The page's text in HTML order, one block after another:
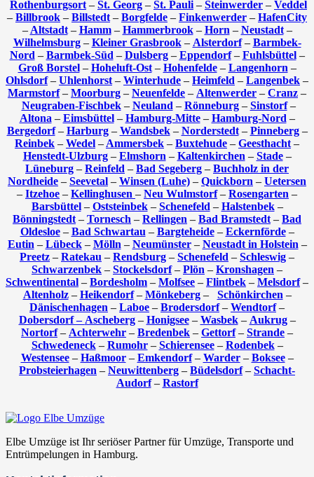
Rothenburgsort – St. Georg – St. Pauli – Steinwerder – Veddel
– Billbrook – Billstedt – Borgfelde – Finkenwerder – HafenCity
– Altstadt– Hamm– Hammerbrook– Horn – Neustadt–
Wilhelmsburg– Kleiner Grasbrook– Alsterdorf– Barmbek-
Nord – Barmbek-Süd – Dulsberg– Eppendorf– Fuhlsbüttel–
Groß Borstel– Hoheluft-Ost– Hohenfelde– Langenhorn –
Ohlsdorf– Uhlenhorst – Winterhude – Heimfeld – Langenbek –
Marmstorf– Moorburg – Neuenfelde – Altenwerder – Cranz –
Neugraben-Fischbek– Neuland – Rönneburg– Sinstorf–
Altona – Eimsbüttel– Hamburg-Mitte– Hamburg-Nord –
Bergedorf– Harburg– Wandsbek– Norderstedt– Pinneberg–
Reinbek – Wedel – Ammersbek – Buxtehude – Geesthacht –
Henstedt-Ulzburg– Elmshorn – Kaltenkirchen – Stade–
Lüneburg – Reinfeld – Bad Segeberg – Buchholz in der
Nordheide – Seevetal – Winsen (Luhe) – Quickborn – Uetersen
– Itzehoe – Kellinghusen – Neu Wulmstorf– Rosengarten –
Barsbüttel– Oststeinbek– Schenefeld – Halstenbek–
Bönningstedt – Tornesch – Rellingen – Bad Bramstedt – Bad
Oldesloe– Bad Schwartau – Bargteheide– Eckernförde–
Eutin – Lübeck– Mölln – Neumünster– Neustadt in Holstein –
Preetz – Ratekau – Rendsburg – Schenefeld – Schleswig –
Schwarzenbek – Stockelsdorf– Plön – Kronshagen –
Schwentinental – Bordesholm – Molfsee – Flintbek – Melsdorf–
Altenholz– Heikendorf– Mönkeberg– Schönkirchen –
Dänischenhagen – Laboe – Brodersdorf– Wendtorf–
Dobersdorf – Ascheberg– Honigsee– Wasbek– Aukrug–
Nortorf– Achterwehr – Bredenbek – Gettorf– Strande –
Schwedeneck– Rumohr– Schierensee– Rodenbek–
Westensee– Haßmoor– Emkendorf– Warder– Boksee–
Probsteierhagen – Neuwittenberg – Büdelsdorf– Schacht-
Audorf– Rastorf
Elbe Umzüge ist Ihr seriöser Partner für Umzüge, Transporte und
Entrümpelungen in Hamburg.